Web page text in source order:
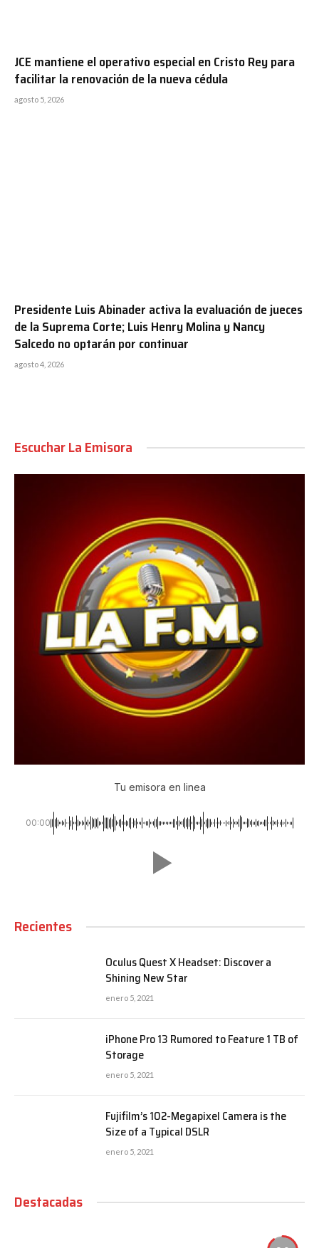
JCE mantiene el operativo especial en Cristo Rey para
facilitar la renovación de la nueva cédula
agosto 5, 2026
Presidente Luis Abinader activa la evaluación de jueces
de la Suprema Corte; Luis Henry Molina y Nancy
Salcedo no optarán por continuar
agosto 4, 2026
Escuchar La Emisora
Tu emisora en linea
00:00
Recientes
Oculus Quest X Headset: Discover a
Shining New Star
enero 5, 2021
iPhone Pro 13 Rumored to Feature 1 TB of
Storage
enero 5, 2021
Fujifilm’s 102-Megapixel Camera is the
Size of a Typical DSLR
enero 5, 2021
Destacadas